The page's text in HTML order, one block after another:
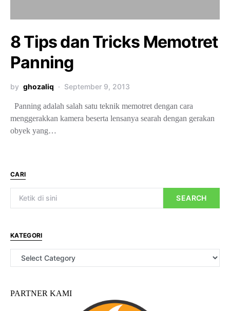
8 Tips dan Tricks Memotret
Panning
by ghozaliq September 9, 2013
Panning adalah salah satu teknik memotret dengan cara
menggerakkan kamera beserta lensanya searah dengan gerakan
obyek yang…
CARI
SEARCH
KATEGORI
PARTNER KAMI